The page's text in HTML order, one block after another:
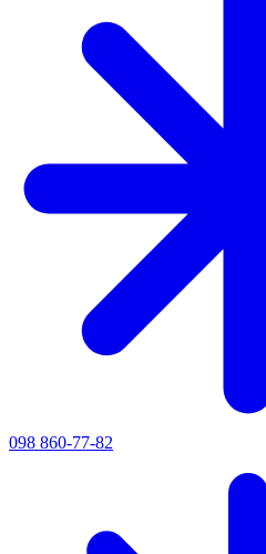
098 860-77-82